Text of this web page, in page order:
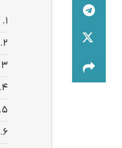
1.
2.
3.
4.
5.
6.